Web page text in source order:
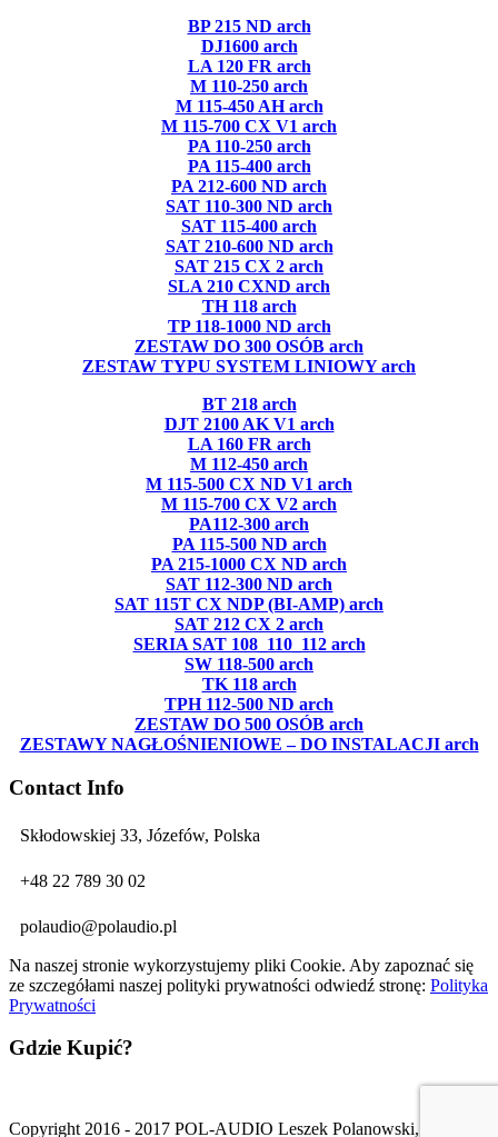
BP 215 ND arch
DJ1600 arch
LA 120 FR arch
M 110-250 arch
M 115-450 AH arch
M 115-700 CX V1 arch
PA 110-250 arch
PA 115-400 arch
PA 212-600 ND arch
SAT 110-300 ND arch
SAT 115-400 arch
SAT 210-600 ND arch
SAT 215 CX 2 arch
SLA 210 CXND arch
TH 118 arch
TP 118-1000 ND arch
ZESTAW DO 300 OSÓB arch
ZESTAW TYPU SYSTEM LINIOWY arch
BT 218 arch
DJT 2100 AK V1 arch
LA 160 FR arch
M 112-450 arch
M 115-500 CX ND V1 arch
M 115-700 CX V2 arch
PA112-300 arch
PA 115-500 ND arch
PA 215-1000 CX ND arch
SAT 112-300 ND arch
SAT 115T CX NDP (BI-AMP) arch
SAT 212 CX 2 arch
SERIA SAT 108_110_112 arch
SW 118-500 arch
TK 118 arch
TPH 112-500 ND arch
ZESTAW DO 500 OSÓB arch
ZESTAWY NAGŁOŚNIENIOWE – DO INSTALACJI arch
Contact Info
Skłodowskiej 33, Józefów, Polska
+48 22 789 30 02
polaudio@polaudio.pl
Na naszej stronie wykorzystujemy pliki Cookie. Aby zapoznać się
ze szczegółami naszej polityki prywatności odwiedź stronę: Polityka
Prywatności
Gdzie Kupić?
Copyright 2016 - 2017 POL-AUDIO Leszek Polanowski, All Right